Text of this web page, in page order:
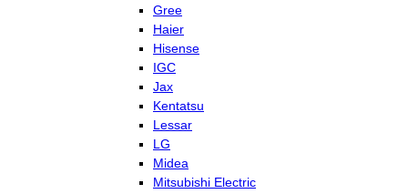
Gree
Haier
Hisense
IGC
Jax
Kentatsu
Lessar
LG
Midea
Mitsubishi Electric